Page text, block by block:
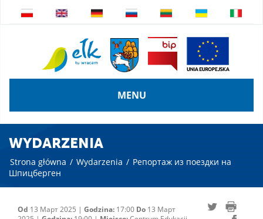
MENU
WYDARZENIA
Strona główna / Wydarzenia / Репортаж из поездки на
Шпицберген
Od 13 Март 2025 | Godzina: 17:00 Do 13 Март